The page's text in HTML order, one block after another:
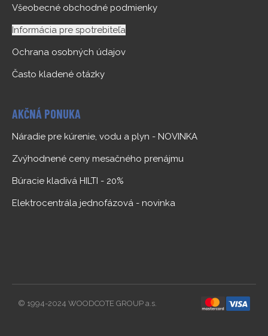
Všeobecné obchodné podmienky
Informácia pre spotrebiteľa
Ochrana osobných údajov
Často kladené otázky
AKČNÁ PONUKA
Náradie pre kúrenie, vodu a plyn - NOVINKA
Zvýhodnené ceny mesačného prenájmu
Búracie kladivá HILTI - 20%
Elektrocentrála jednofázová - novinka
© 1994-2024 WOODCOTE GROUP a.s.